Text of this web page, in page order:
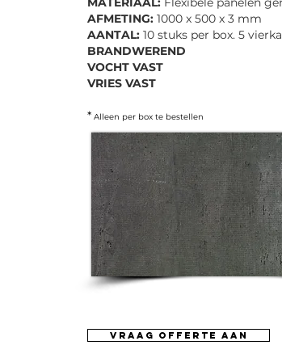
AFMETING: 1000 x 500 x 3 mm
AANTAL: 10 stuks per box. 5
BRANDWEREND
VOCHT VAST
VRIES VAST
* Alleen per box te bestellen
vraag offerte aan